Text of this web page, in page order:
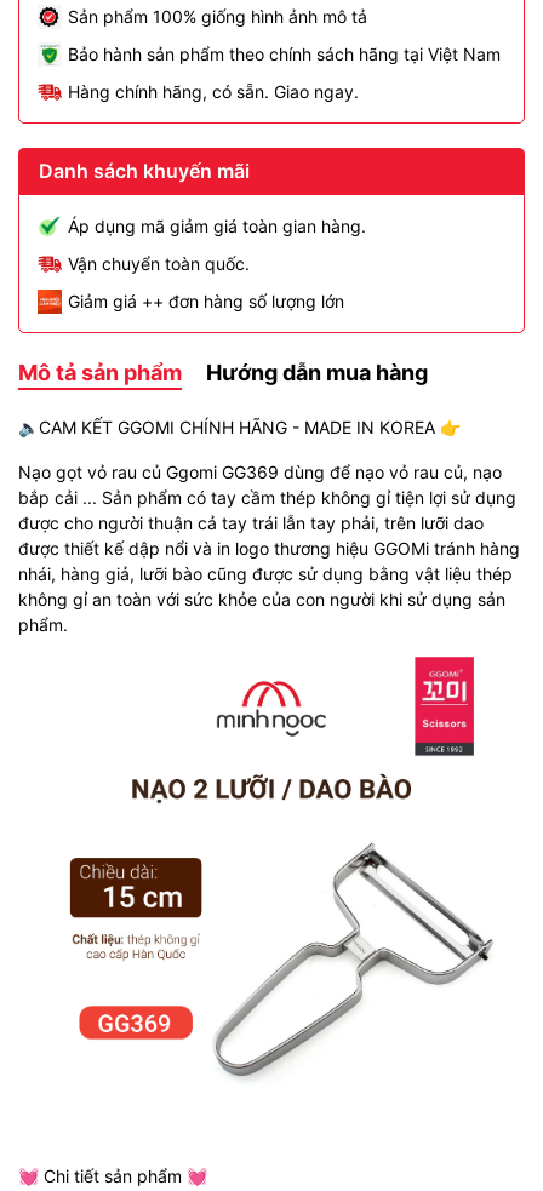
Sản phẩm 100% giống hình ảnh mô tả
Bảo hành sản phẩm theo chính sách hãng tại Việt Nam
Hàng chính hãng, có sẵn. Giao ngay.
Danh sách khuyến mãi
Áp dụng mã giảm giá toàn gian hàng.
Vận chuyển toàn quốc.
Giảm giá ++ đơn hàng số lượng lớn
Mô tả sản phẩm Hướng dẫn mua hàng
🔈CAM KẾT GGOMI CHÍNH HÃNG - MADE IN KOREA 👉
Nạo gọt vỏ rau củ Ggomi GG369 dùng để nạo vỏ rau củ, nạo
bắp cải ... Sản phẩm có tay cầm thép không gỉ tiện lợi sử dụng
được cho người thuận cả tay trái lẫn tay phải, trên lưỡi dao
được thiết kế dập nổi và in logo thương hiệu GGOMi tránh hàng
nhái, hàng giả, lưỡi bào cũng được sử dụng bằng vật liệu thép
không gỉ an toàn với sức khỏe của con người khi sử dụng sản
phẩm.
💓 Chi tiết sản phẩm 💓